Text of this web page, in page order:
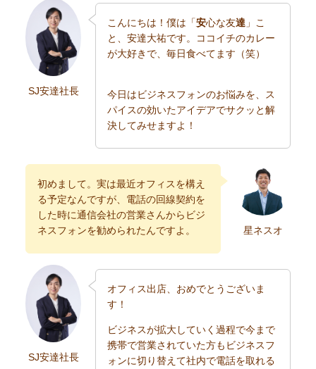
SJ安達社長
こんにちは！僕は「安心な友達 」こ
と、安達大祐です。ココイチのカレー
が大好きで、毎日食べてます（笑）
今日はビジネスフォンのお悩みを、ス
パイスの効いたアイデアでサクッと解
決してみせますよ！
初めまして。実は最近オフィスを構え
る予定なんですが、電話の回線契約を
した時に通信会社の営業さんからビジ
ネスフォンを勧められたんですよ。
星ネスオ
SJ安達社長
オフィス出店、おめでとうございま
す！
ビジネスが拡大していく過程で今まで
携帯で営業されていた方もビジネスフ
ォンに切り替えて社内で電話を取れる